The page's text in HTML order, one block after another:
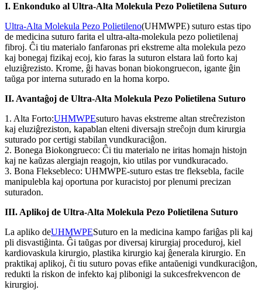
I. Enkonduko al Ultra-Alta Molekula Pezo Polietilena Suturo
Ultra-Alta Molekula Pezo Polietileno(UHMWPE) suturo estas tipo
de medicina suturo farita el ultra-alta-molekula pezo polietilenaj
fibroj. Ĉi tiu materialo fanfaronas pri ekstreme alta molekula pezo
kaj bonegaj fizikaj ecoj, kio faras la suturon elstara laŭ forto kaj
eluziĝrezisto. Krome, ĝi havas bonan biokongruecon, igante ĝin
taŭga por interna suturado en la homa korpo.
II. Avantaĝoj de Ultra-Alta Molekula Pezo Polietilena Suturo
1. Alta Forto:UHMWPEsuturo havas ekstreme altan streĉreziston
kaj eluziĝreziston, kapablan elteni diversajn streĉojn dum kirurgia
suturado por certigi stabilan vundkuraciĝon.
2. Bonega Biokongrueco: Ĉi tiu materialo ne iritas homajn histojn
kaj ne kaŭzas alergiajn reagojn, kio utilas por vundkuracado.
3. Bona Fleksebleco: UHMWPE-suturo estas tre fleksebla, facile
manipulebla kaj oportuna por kuracistoj por plenumi precizan
suturadon.
III. Aplikoj de Ultra-Alta Molekula Pezo Polietilena Suturo
La apliko deUHMWPESuturo en la medicina kampo fariĝas pli kaj
pli disvastiĝinta. Ĝi taŭgas por diversaj kirurgiaj proceduroj, kiel
kardiovaskula kirurgio, plastika kirurgio kaj ĝenerala kirurgio. En
praktikaj aplikoj, ĉi tiu suturo povas efike antaŭenigi vundkuraciĝon,
redukti la riskon de infekto kaj plibonigi la sukcesfrekvencon de
kirurgioj.